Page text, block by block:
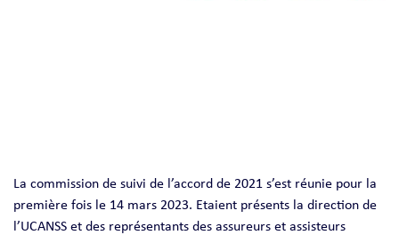
La commission de suivi de l’accord de 2021 s’est réunie pour la
première fois le 14 mars 2023. Etaient présents la direction de
l’UCANSS et des représentants des assureurs et assisteurs